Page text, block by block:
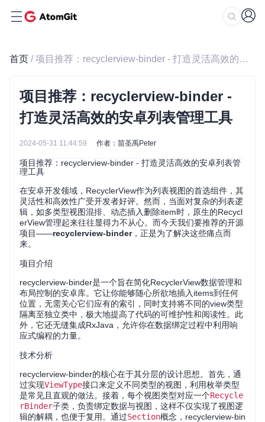
首页 / 项目推荐：recyclerview-binder - 打造灵活高效的安卓列表管理工具
项目推荐：recyclerview-binder -
打造灵活高效的安卓列表管理工具
2024-05-31 11:44:59 作者：苗圣禹Peter
项目推荐：recyclerview-binder - 打造灵活高效的安卓列表管
理工具
在安卓开发领域，RecyclerView作为列表视图的首选组件，其
灵活性和高效性广受开发者好评。然而，当面对复杂的列表逻
辑，如多类型视图混排、动态插入删除item时，原生的Recycl
erView管理起来往往显得力不从心。而今天我们要推荐的开源
项目——recyclerview-binder，正是为了解决这些痛点而
来。
项目介绍
recyclerview-binder是一个旨在简化RecyclerView数据管理和
布局控制的安卓库。它让你能够随心所欲地插入items到任何
位置，无需关心它们应有的索引，同时支持将不同的view类型
隔离至独立类中，极大地提高了代码的可维护性和阅读性。此
外，它还无缝集成RxJava，允许你在数据绑定过程中利用响
应式编程的力量。
技术分析
recyclerview-binder的核心在于其分层的设计思想。首先，通
过实现ViewType接口来定义不同类型的视图，利用枚举类型
是常见且直观的做法。接着，每个视图类型对应一个Recycle
rBinder子类，负责绑定数据与视图，这样不仅实现了视图逻
辑的解耦，也便于复用。通过Section概念，recyclerview-bin